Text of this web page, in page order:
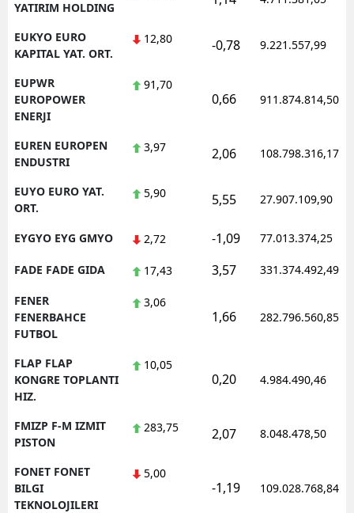
YATIRIM HOLDING
EUKYO EURO
KAPITAL YAT. ORT.
12,80 -0,78 9.221.557,99
EUPWR
EUROPOWER
ENERJI
91,70
0,66 911.874.814,50
EUREN EUROPEN
ENDUSTRI
3,97 2,06 108.798.316,17
EUYO EURO YAT.
ORT.
5,90 5,55 27.907.109,90
EYGYO EYG GMYO 2,72 -1,09 77.013.374,25
FADE FADE GIDA 17,43 3,57 331.374.492,49
FENER
FENERBAHCE
FUTBOL
3,06
1,66 282.796.560,85
FLAP FLAP
KONGRE TOPLANTI
HIZ.
10,05
0,20 4.984.490,46
FMIZP F-M IZMIT
PISTON
283,75 2,07 8.048.478,50
FONET FONET
BILGI
TEKNOLOJILERI
5,00
-1,19 109.028.768,84